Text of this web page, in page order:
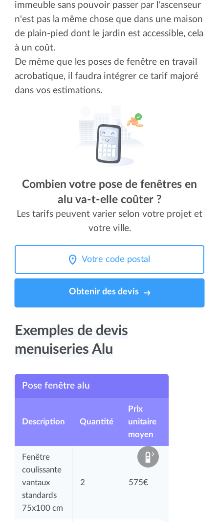
immeuble sans pouvoir passer par l'ascenseur
n'est pas la même chose que dans une maison
de plain-pied dont le jardin est accessible, cela
à un coût.
De même que les poses de fenêtre en travail
acrobatique, il faudra intégrer ce tarif majoré
dans vos estimations.
Combien votre pose de fenêtres en
alu va-t-elle coûter ?
Les tarifs peuvent varier selon votre projet et
votre ville.
Obtenir des devis
Exemples de devis
menuiseries Alu
Description Quantité
Prix
unitaire
moyen
Pose fenêtre alu
Fenêtre
coulissante
vantaux
standards
75x100 cm
2 575€